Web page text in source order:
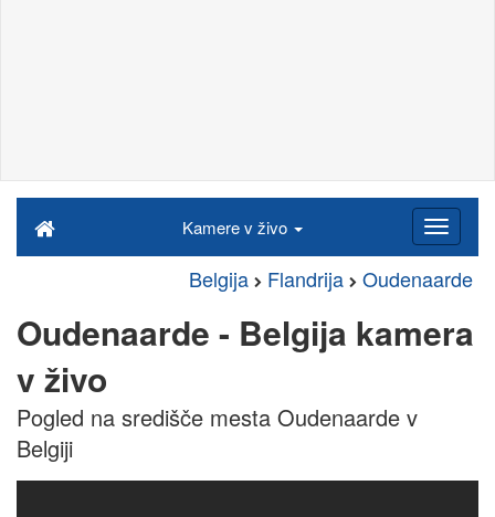
Kamere v živo
Belgija Flandrija Oudenaarde
Oudenaarde - Belgija kamera
v živo
Pogled na središče mesta Oudenaarde v
Belgiji